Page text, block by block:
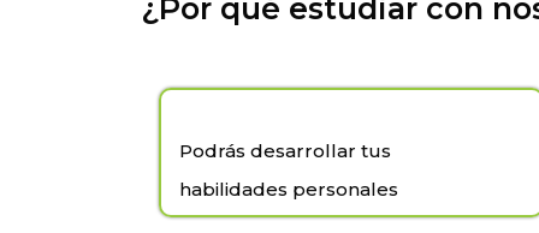
¿Por qué estudiar con
Podrás desarrollar tus
habilidades personales